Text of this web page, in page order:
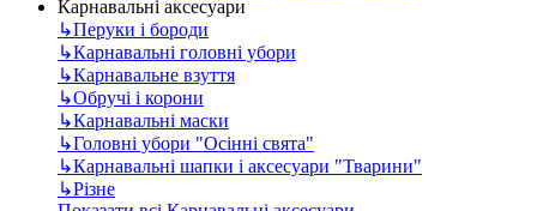
Карнавальні аксесуари
↳Перуки і бороди
↳Карнавальні головні убори
↳Карнавальне взуття
↳Обручі і корони
↳Карнавальні маски
↳Головні убори "Осінні свята"
↳Карнавальні шапки і аксесуари "Тварини"
↳Різне